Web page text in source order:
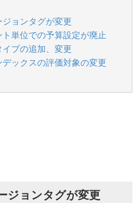
ジョンタグが変更
ト単位での予算設定が廃止
イプの追加、変更
デックスの評価対象の変更
ジョンタグが変更